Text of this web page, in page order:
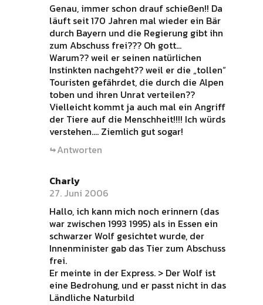
Genau, immer schon drauf schießen!! Da
läuft seit 170 Jahren mal wieder ein Bär
durch Bayern und die Regierung gibt ihn
zum Abschuss frei??? Oh gott…
Warum?? weil er seinen natürlichen
Instinkten nachgeht?? weil er die „tollen“
Touristen gefährdet, die durch die Alpen
toben und ihren Unrat verteilen??
Vielleicht kommt ja auch mal ein Angriff
der Tiere auf die Menschheit!!!! Ich würds
verstehen…. Ziemlich gut sogar!
Antworten
Charly
27. Juni 2006
Hallo, ich kann mich noch erinnern (das
war zwischen 1993 1995) als in Essen ein
schwarzer Wolf gesichtet wurde, der
Innenminister gab das Tier zum Abschuss
frei.
Er meinte in der Express. > Der Wolf ist
eine Bedrohung, und er passt nicht in das
Ländliche Naturbild